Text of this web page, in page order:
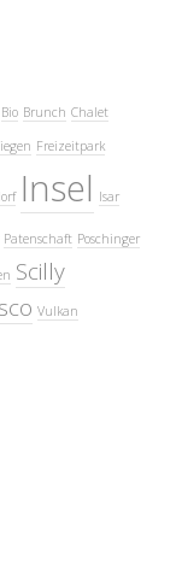
Bio Brunch Chalet
Freizeitpark
Insel Isar
Patenschaft Poschinger
Scilly
Vulkan